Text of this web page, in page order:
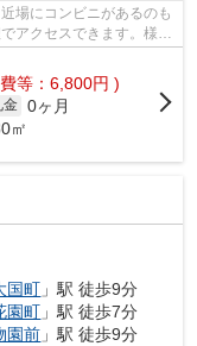
場にコンビニがあるのも
アクセスできます。様々
等：6,800円 )
金 0ヶ月
㎡
国町 」駅 徒歩9分
園町 」駅 徒歩7分
園前 」駅 徒歩9分